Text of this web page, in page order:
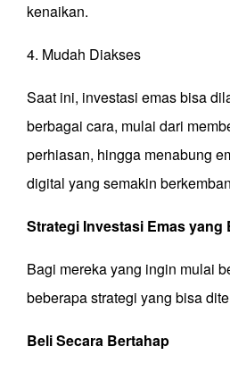
kenaikan.
4. Mudah Diakses
Saat ini, investasi emas bisa
berbagai cara, mulai dari
perhiasan, hingga menabung
digital yang semakin
Strategi Investasi Emas yang
Bagi mereka yang ingin mulai
beberapa strategi yang bisa
Beli Secara Bertahap